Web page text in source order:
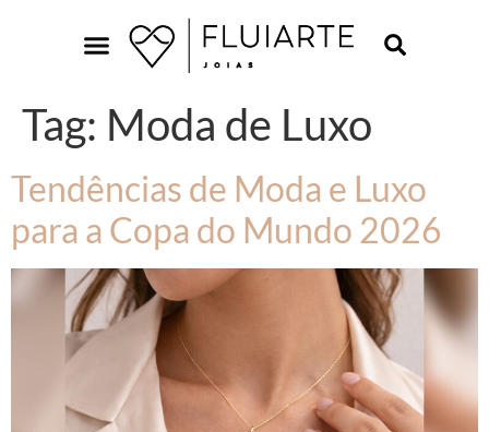
Tag: Moda de Luxo
Tendências de Moda e Luxo
para a Copa do Mundo 2026